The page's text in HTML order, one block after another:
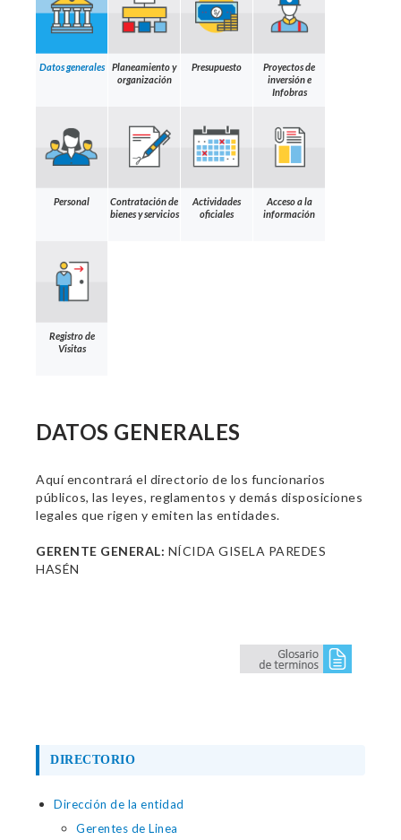
Datos generales
Planeamiento y
organización
Presupuesto
Proyectos de
inversión e
Infobras
Personal
Contratación de
bienes y servicios
Actividades
oficiales
Acceso a la
información
Registro de
Visitas
DATOS GENERALES
Aquí encontrará el directorio de los funcionarios
públicos, las leyes, reglamentos y demás disposiciones
legales que rigen y emiten las entidades.
GERENTE GENERAL: NÍCIDA GISELA PAREDES
HASÉN
DIRECTORIO
Dirección de la entidad
Gerentes de Linea